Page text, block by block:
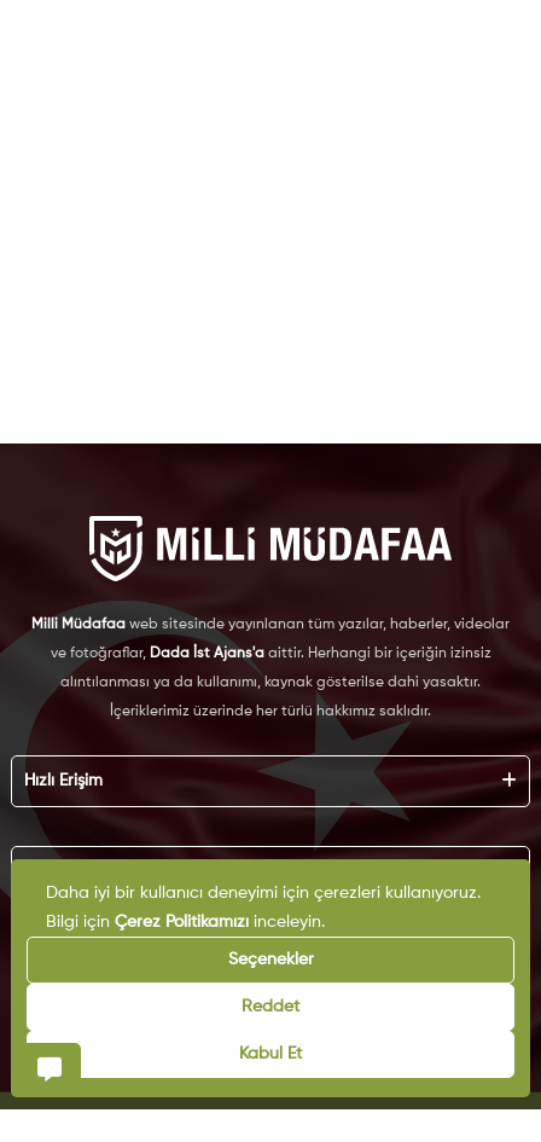
Milli Müdafaa web sitesinde yayınlanan tüm yazılar, haberler, videolar
ve fotoğraflar, Dada İst Ajans'aaittir. Herhangi bir içeriğin izinsiz
alıntılanması ya da kullanımı, kaynak gösterilse dahi yasaktır.
İçeriklerimiz üzerinde her türlü hakkımız saklıdır.
Hızlı Erişim
Künye
Reklam
İş Birliği
Arşiv
İletişim
KVKK
Çerez Politikası
Gizlilik Politikası
Kullanım Şartları
Daha iyi bir kullanıcı deneyimi için çerezleri kullanıyoruz.
Bilgi için Çerez Politikamızıinceleyin.
Seçenekler
Reddet
Kabul Et